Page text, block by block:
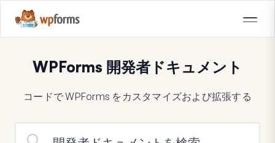
WPForms 開発者ドキュメント
コードで WPForms をカスタマイズおよび拡張する